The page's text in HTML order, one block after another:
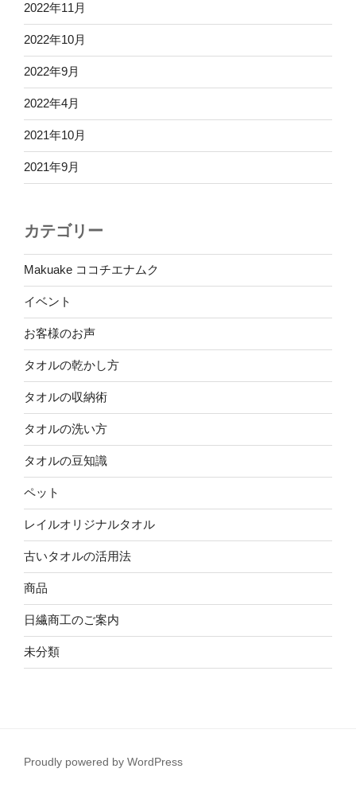
2022年11月
2022年10月
2022年9月
2022年4月
2021年10月
2021年9月
カテゴリー
Makuake ココチエナムク
イベント
お客様のお声
タオルの乾かし方
タオルの収納術
タオルの洗い方
タオルの豆知識
ペット
レイルオリジナルタオル
古いタオルの活用法
商品
日繊商工のご案内
未分類
Proudly powered by WordPress